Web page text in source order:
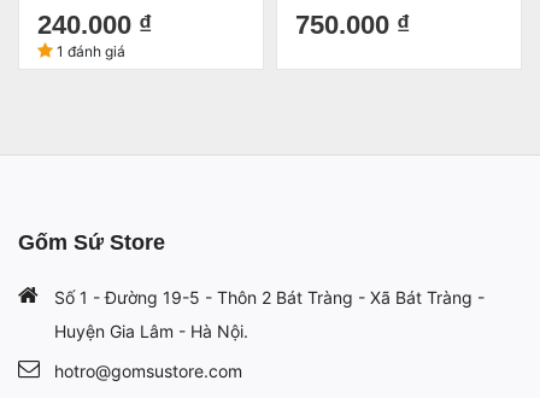
240.000 ₫
1 đánh giá
750.000 ₫
Gốm Sứ Store
Số 1 - Đường 19-5 - Thôn 2 Bát Tràng - Xã Bát Tràng -
Huyện Gia Lâm - Hà Nội.
hotro@gomsustore.com